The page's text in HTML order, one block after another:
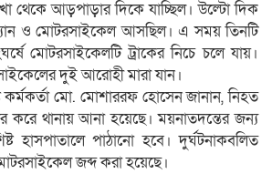
থেকে আড়পাড়ার দিকে যাচ্ছিল। উল্টো দিক
ও মোটরসাইকেল আসছিল। এ সময় তিনটি
মোটরসাইকেলটি ট্রাকের নিচে চলে যায়।
দুই আরোহী মারা যান।
কর্মকর্তা মো. মোশাররফ হোসেন জানান, নিহত
করে থানায় আনা হয়েছে। ময়নাতদন্তের জন্য
হাসপাতালে পাঠানো হবে। দুর্ঘটনাকবলিত
জব্দ করা হয়েছে।